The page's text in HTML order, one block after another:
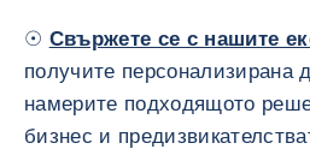
☉ Свържете се с нашите
получите персонализирана
намерите подходящото
бизнес и